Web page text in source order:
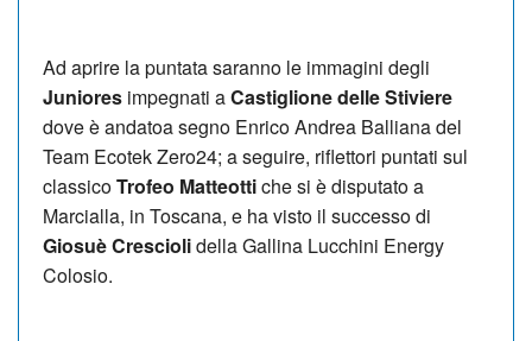
Ad aprire la puntata saranno le immagini degli
Juniores impegnati aCastiglione delle Stiviere
dove è andatoa segno Enrico Andrea Balliana del
Team Ecotek Zero24; a seguire, riflettori puntati sul
classicoTrofeo Matteottiche si è disputato a
Marcialla, in Toscana, e ha visto il successo di
Giosuè Cresciolidella Gallina Lucchini Energy
Colosio.